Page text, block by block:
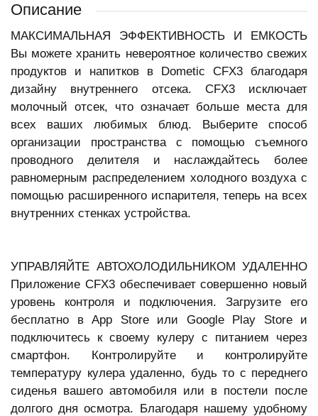
Описание
МАКСИМАЛЬНАЯ ЭФФЕКТИВНОСТЬ И ЕМКОСТЬ
Вы можете хранить невероятное количество свежих
продуктов и напитков в Dometic CFX3 благодаря
дизайну внутреннего отсека. CFX3 исключает
молочный отсек, что означает больше места для
всех ваших любимых блюд. Выберите способ
организации пространства с помощью съемного
проводного делителя и наслаждайтесь более
равномерным распределением холодного воздуха с
помощью расширенного испарителя, теперь на всех
внутренних стенках устройства.
УПРАВЛЯЙТЕ АВТОХОЛОДИЛЬНИКОМ УДАЛЕННО
Приложение CFX3 обеспечивает совершенно новый
уровень контроля и подключения. Загрузите его
бесплатно в App Store или Google Play Store и
подключитесь к своему кулеру с питанием через
смартфон. Контролируйте и контролируйте
температуру кулера удаленно, будь то с переднего
сиденья вашего автомобиля или в постели после
долгого дня осмотра. Благодаря нашему удобному